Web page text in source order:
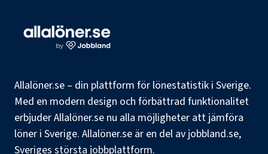
Allalöner.se – din plattform för lönestatistik i Sverige.
Med en modern design och förbättrad funktionalitet
erbjuder Allalöner.se nu alla möjligheter att jämföra
löner i Sverige. Allalöner.se är en del av jobbland.se,
Sveriges största jobbplattform.